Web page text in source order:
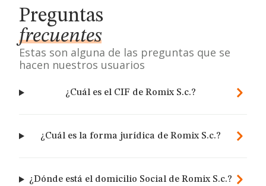
Preguntas
frecuentes
Estas son alguna de las preguntas que se
hacen nuestros usuarios
¿Cuál es el CIF de Romix S.c.?
¿Cuál es la forma jurídica de Romix S.c.?
¿Dónde está el domicilio Social de Romix S.c.?